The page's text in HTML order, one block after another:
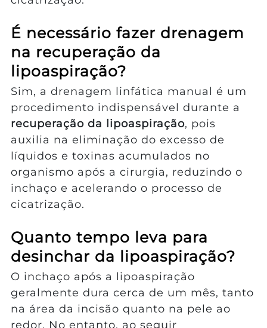
É necessário fazer drenagem
na recuperação da
lipoaspiração?
Sim, a drenagem linfática manual é um
procedimento indispensável durante a
recuperação da lipoaspiração, pois
auxilia na eliminação do excesso de
líquidos e toxinas acumulados no
organismo após a cirurgia, reduzindo o
inchaço e acelerando o processo de
cicatrização.
Quanto tempo leva para
desinchar da lipoaspiração?
O inchaço após a lipoaspiração
geralmente dura cerca de um mês, tanto
na área da incisão quanto na pele ao
redor. No entanto, ao seguir